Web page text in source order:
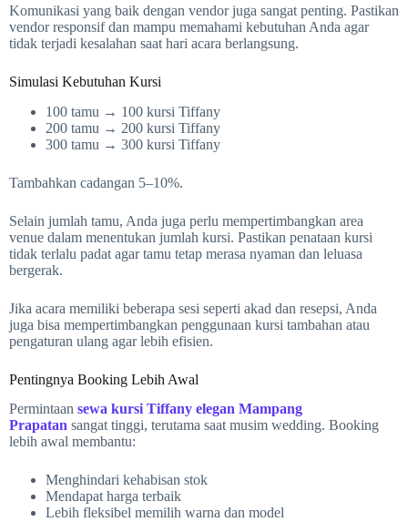
Komunikasi yang baik dengan vendor juga sangat penting. Pastikan
vendor responsif dan mampu memahami kebutuhan Anda agar
tidak terjadi kesalahan saat hari acara berlangsung.
Simulasi Kebutuhan Kursi
100 tamu → 100 kursi Tiffany
200 tamu → 200 kursi Tiffany
300 tamu → 300 kursi Tiffany
Tambahkan cadangan 5–10%.
Selain jumlah tamu, Anda juga perlu mempertimbangkan area
venue dalam menentukan jumlah kursi. Pastikan penataan kursi
tidak terlalu padat agar tamu tetap merasa nyaman dan leluasa
bergerak.
Jika acara memiliki beberapa sesi seperti akad dan resepsi, Anda
juga bisa mempertimbangkan penggunaan kursi tambahan atau
pengaturan ulang agar lebih efisien.
Pentingnya Booking Lebih Awal
Permintaan sewa kursi Tiffany elegan Mampang
Prapatan sangat tinggi, terutama saat musim wedding. Booking
lebih awal membantu:
Menghindari kehabisan stok
Mendapat harga terbaik
Lebih fleksibel memilih warna dan model